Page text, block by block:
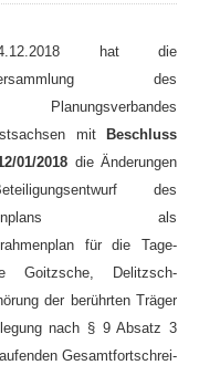
hat die
des
Planungsverbandes
mit
Beschluss
01/2018 die Än­derungen
des
als
für die Tage­
Goitzsche, Delitzsch-
der berührten Träger
nach § 9 Absatz 3
Gesamtfortschrei­